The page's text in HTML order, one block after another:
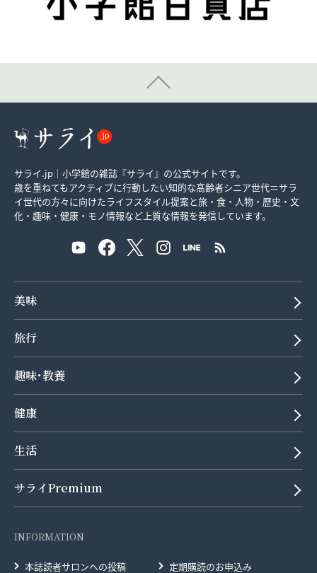
サライ.jp｜小学館の雑誌『サライ』の公式サイトです。
歳を重ねてもアクティブに行動したい知的な高齢者シニア世代＝サラ
イ世代の方々に向けたライフスタイル提案と旅・食・人物・歴史・文
化・趣味・健康・モノ情報など上質な情報を発信しています。
美味
旅行
趣味･教養
健康
生活
サライPremium
INFORMATION
本誌読者サロンへの投稿 定期購読のお申込み